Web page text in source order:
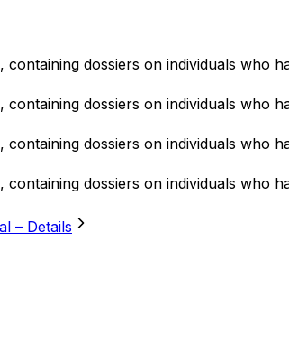
dossiers on individuals who
dossiers on individuals who
dossiers on individuals who
dossiers on individuals who
– Details